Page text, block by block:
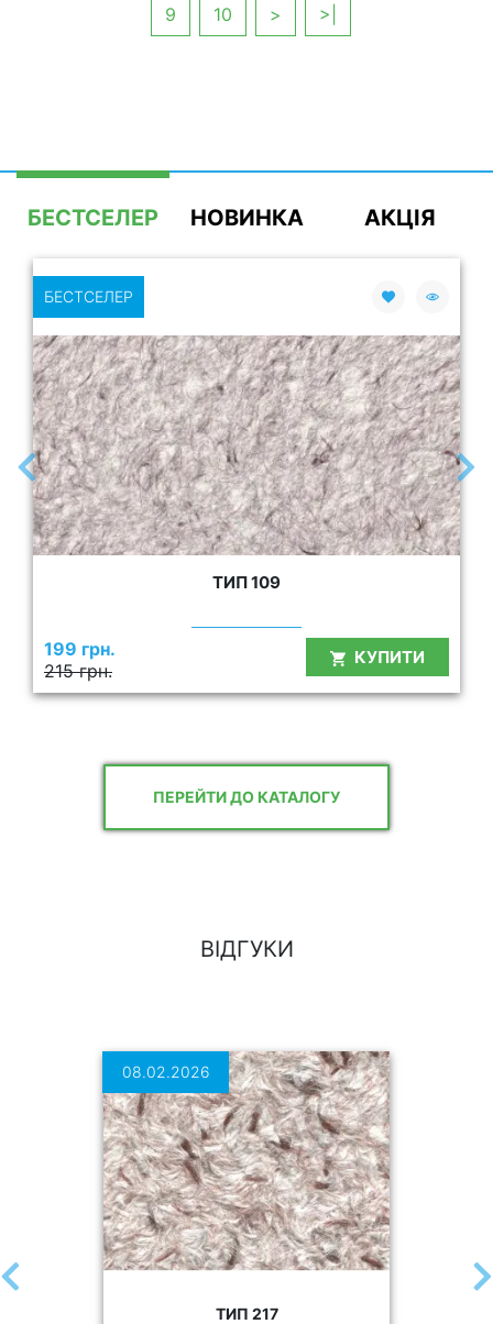
9 10 > >|
БЕСТСЕЛЕР НОВИНКА АКЦІЯ
БЕСТСЕЛЕР
ТИП 109
215 грн.
199 грн. КУПИТИ
ПЕРЕЙТИ ДО КАТАЛОГУ
ВІДГУКИ
08.02.2026
ТИП 217